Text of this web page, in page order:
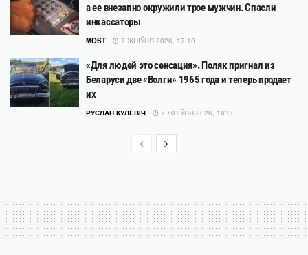
а ее внезапно окружили трое мужчин. Спасли
инкассаторы
MOST 7 ЖНІЎНЯ 2026, 17:10
«Для людей это сенсация». Поляк пригнал из
Беларуси две «Волги» 1965 года и теперь продает
их
РУСЛАН КУЛЕВІЧ 7 ЖНІЎНЯ 2026, 16:00